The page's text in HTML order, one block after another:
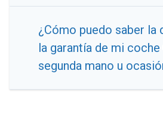
¿Cómo puedo saber la
la garantía de mi
segunda mano u